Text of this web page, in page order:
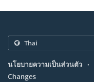
นโยบายความเป็นส่วนตัว .
Changes